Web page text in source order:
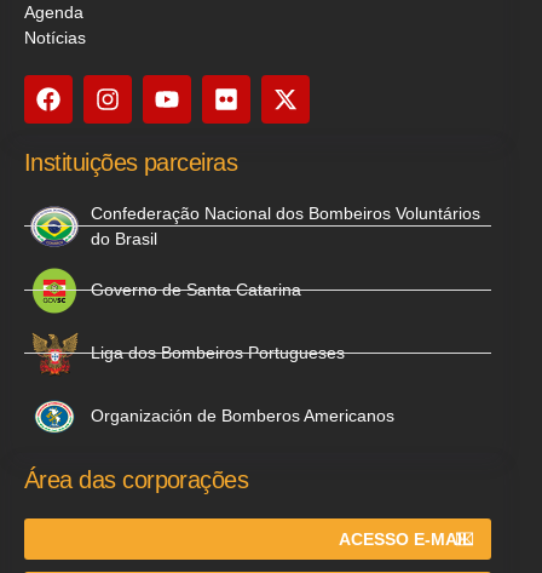
Agenda
Notícias
Instituições parceiras
Confederação Nacional dos Bombeiros Voluntários
do Brasil
Governo de Santa Catarina
Liga dos Bombeiros Portugueses
Organización de Bomberos Americanos
Área das corporações
ACESSO E-MAIL